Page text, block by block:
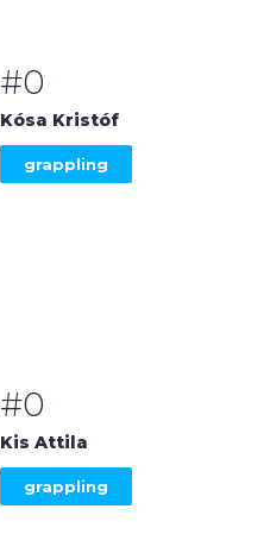
#0
Kósa Kristóf
grappling
#0
Kis Attila
grappling